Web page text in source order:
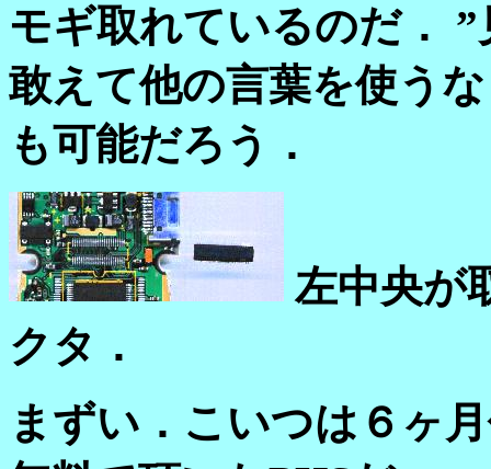
モギ取れているのだ．
敢えて他の言葉を使う
も可能だろう．
左中央が
クタ．
まずい．こいつは６ヶ